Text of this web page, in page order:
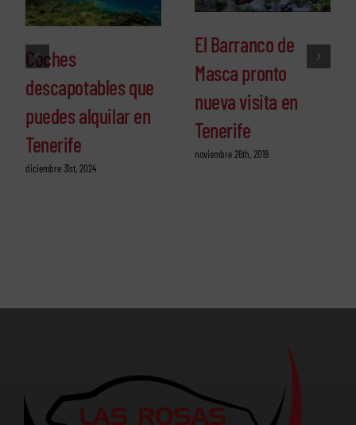
Coches
descapotables que
puedes alquilar en
Tenerife
diciembre 31st, 2024
El Barranco de
Masca pronto
nueva visita en
Tenerife
noviembre 26th, 2019